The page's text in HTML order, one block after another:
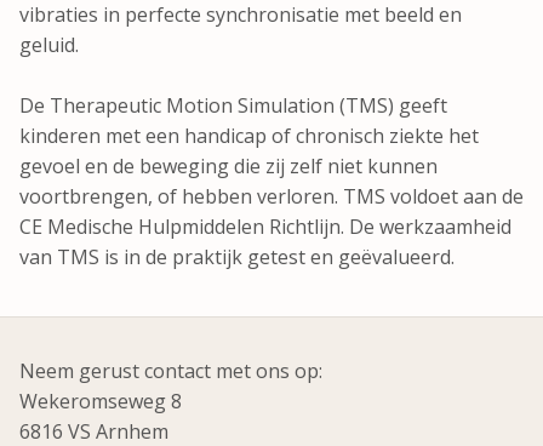
vibraties in perfecte synchronisatie met beeld en
geluid.
De Therapeutic Motion Simulation (TMS) geeft
kinderen met een handicap of chronisch ziekte het
gevoel en de beweging die zij zelf niet kunnen
voortbrengen, of hebben verloren. TMS voldoet aan de
CE Medische Hulpmiddelen Richtlijn. De werkzaamheid
van TMS is in de praktijk getest en geëvalueerd.
Neem gerust contact met ons op:
Wekeromseweg 8
6816 VS Arnhem